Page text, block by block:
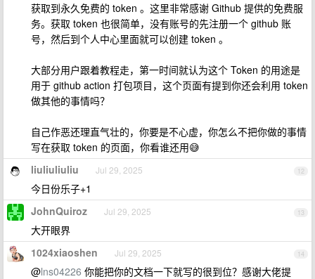
获取到永久免费的 token 。这里非常感谢 Github 提供的免费服
务。获取 token 也很简单，没有账号的先注册一个 github 账
号，然后到个人中心里面就可以创建 token 。
大部分用户跟着教程走，第一时间就认为这个 Token 的用途是
用于 github action 打包项目，这个页面有提到你还会利用 token
做其他的事情吗？
自己作恶还理直气壮的，你要是不心虚，你怎么不把你做的事情
写在获取 token 的页面，你看谁还用😅
12
liuliuliuliu Jul 29, 2025
今日份乐子+1
13
JohnQuiroz Jul 29, 2025
大开眼界
14
1024xiaoshen Jul 29, 2025
@lns04226 你能把你的文档一下就写的很到位？感谢大佬提